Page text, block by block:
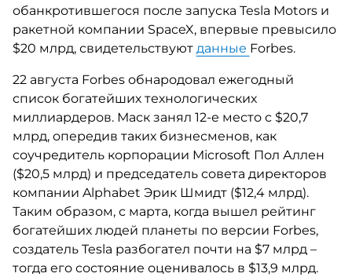
обанкротившегося после запуска Tesla Motors и
ракетной компании SpaceX, впервые превысило
$20 млрд, свидетельствуют данные Forbes.
22 августа Forbes обнародовал ежегодный
список богатейших технологических
миллиардеров. Маск занял 12-е место с $20,7
млрд, опередив таких бизнесменов, как
соучредитель корпорации Microsoft Пол Аллен
($20,5 млрд) и председатель совета директоров
компании Alphabet Эрик Шмидт ($12,4 млрд).
Таким образом, с марта, когда вышел рейтинг
богатейших людей планеты по версии Forbes,
создатель Tesla разбогател почти на $7 млрд –
тогда его состояние оценивалось в $13,9 млрд.